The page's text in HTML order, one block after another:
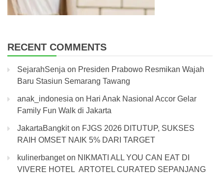
RECENT COMMENTS
SejarahSenja on Presiden Prabowo Resmikan Wajah
Baru Stasiun Semarang Tawang
anak_indonesia on Hari Anak Nasional Accor Gelar
Family Fun Walk di Jakarta
JakartaBangkiton FJGS 2026 DITUTUP, SUKSES
RAIH OMSET NAIK 5% DARI TARGET
kulinerbangeton NIKMATI ALL YOU CAN EAT DI
VIVERE HOTEL ARTOTEL CURATED SEPANJANG